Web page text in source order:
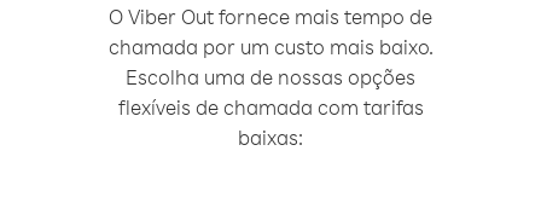
O Viber Out fornece mais tempo de
chamada por um custo mais baixo.
Escolha uma de nossas opções
flexíveis de chamada com tarifas
baixas: